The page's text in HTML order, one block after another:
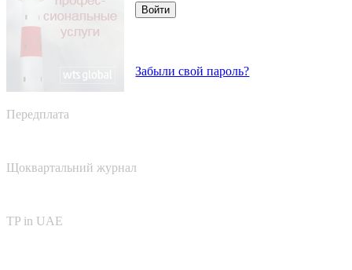
Забыли свой пароль?
Передплата
Щоквартальний журнал
TP in UAE